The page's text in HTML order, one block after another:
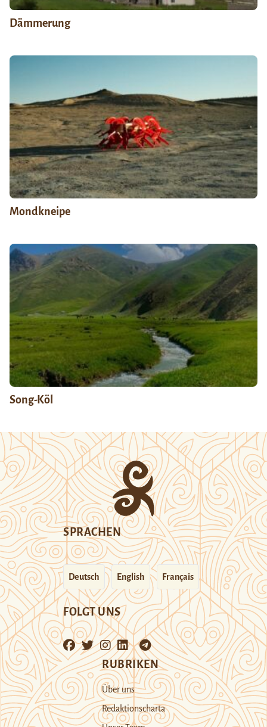
Dämmerung
Mondkneipe
Song-Köl
SPRACHEN
Deutsch English Français
FOLGT UNS
RUBRIKEN
Über uns
Redaktionscharta